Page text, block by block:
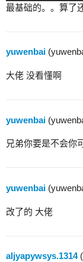
最基础的。。算了
yuwenbai
大佬 没看懂啊
yuwenbai
兄弟你要是不会你
yuwenbai
改了的 大佬
aljyapywsys.1314